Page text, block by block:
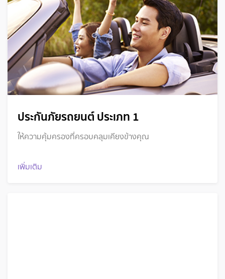
ประกันภัยรถยนต์ ประเภท 1
ให้ความคุ้มครองที่ครอบคลุมเคียงข้างคุณ
เพิ่มเติม